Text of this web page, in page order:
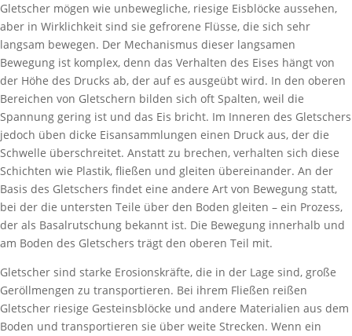
Gletscher mögen wie unbewegliche, riesige Eisblöcke aussehen,
aber in Wirklichkeit sind sie gefrorene Flüsse, die sich sehr
langsam bewegen. Der Mechanismus dieser langsamen
Bewegung ist komplex, denn das Verhalten des Eises hängt von
der Höhe des Drucks ab, der auf es ausgeübt wird. In den oberen
Bereichen von Gletschern bilden sich oft Spalten, weil die
Spannung gering ist und das Eis bricht. Im Inneren des Gletschers
jedoch üben dicke Eisansammlungen einen Druck aus, der die
Schwelle überschreitet. Anstatt zu brechen, verhalten sich diese
Schichten wie Plastik, fließen und gleiten übereinander. An der
Basis des Gletschers findet eine andere Art von Bewegung statt,
bei der die untersten Teile über den Boden gleiten – ein Prozess,
der als Basalrutschung bekannt ist. Die Bewegung innerhalb und
am Boden des Gletschers trägt den oberen Teil mit.
Gletscher sind starke Erosionskräfte, die in der Lage sind, große
Geröllmengen zu transportieren. Bei ihrem Fließen reißen
Gletscher riesige Gesteinsblöcke und andere Materialien aus dem
Boden und transportieren sie über weite Strecken. Wenn ein